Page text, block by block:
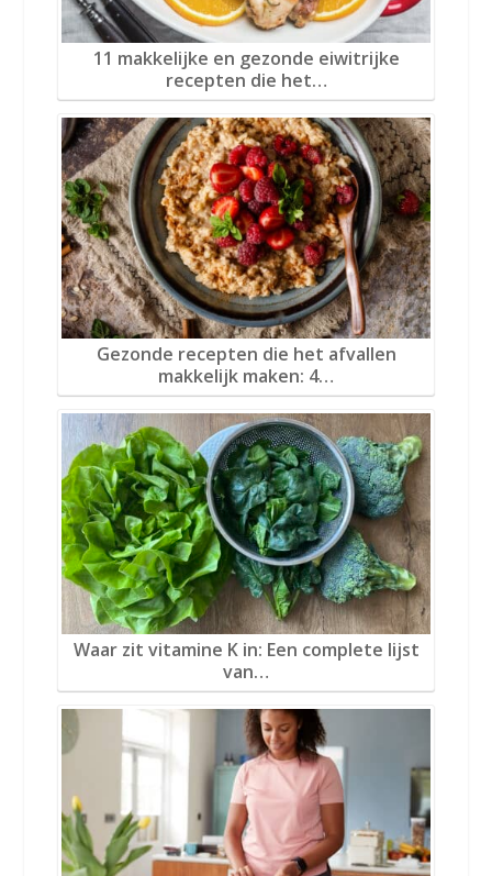
11 makkelijke en gezonde eiwitrijke
recepten die het…
Gezonde recepten die het afvallen
makkelijk maken: 4…
Waar zit vitamine K in: Een complete lijst
van…